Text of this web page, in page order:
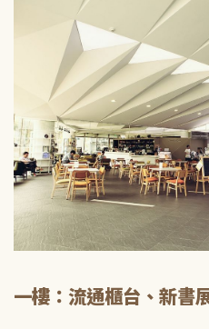
一樓：流通櫃台、新書